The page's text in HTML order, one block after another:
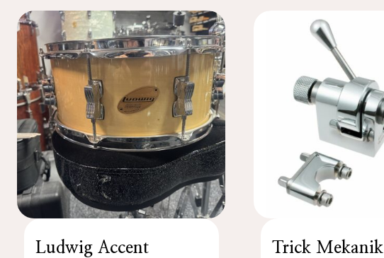
Ludwig Accent
Trick Mekanik